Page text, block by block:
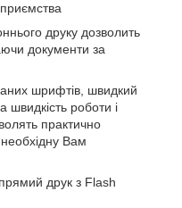
друку дозволить
документи за
шрифтів, швидкий
швидкість роботи і
практично
Вам
друк з Flash